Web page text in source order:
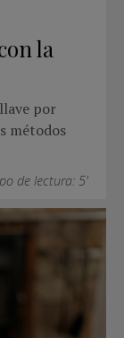
la
por
métodos
de lectura: 5'